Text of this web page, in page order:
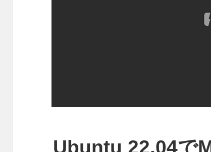
Ubuntu 22.04で